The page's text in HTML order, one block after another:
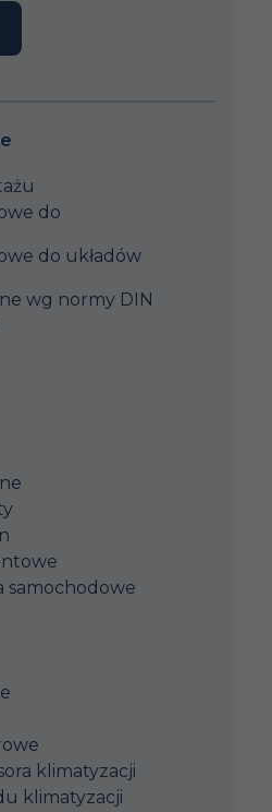
do
do układów
wg normy DIN
samochodowe
klimatyzacji
klimatyzacji